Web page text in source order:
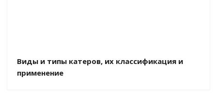
Виды и типы катеров, их классификация и
применение